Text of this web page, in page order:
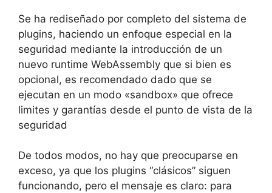
Se ha rediseñado por completo del sistema de
plugins, haciendo un enfoque especial en la
seguridad mediante la introducción de un
nuevo runtime WebAssembly que si bien es
opcional, es recomendado dado que se
ejecutan en un modo «sandbox» que ofrece
limites y garantías desde el punto de vista de la
seguridad
De todos modos, no hay que preocuparse en
exceso, ya que los plugins “clásicos” siguen
funcionando, pero el mensaje es claro: para